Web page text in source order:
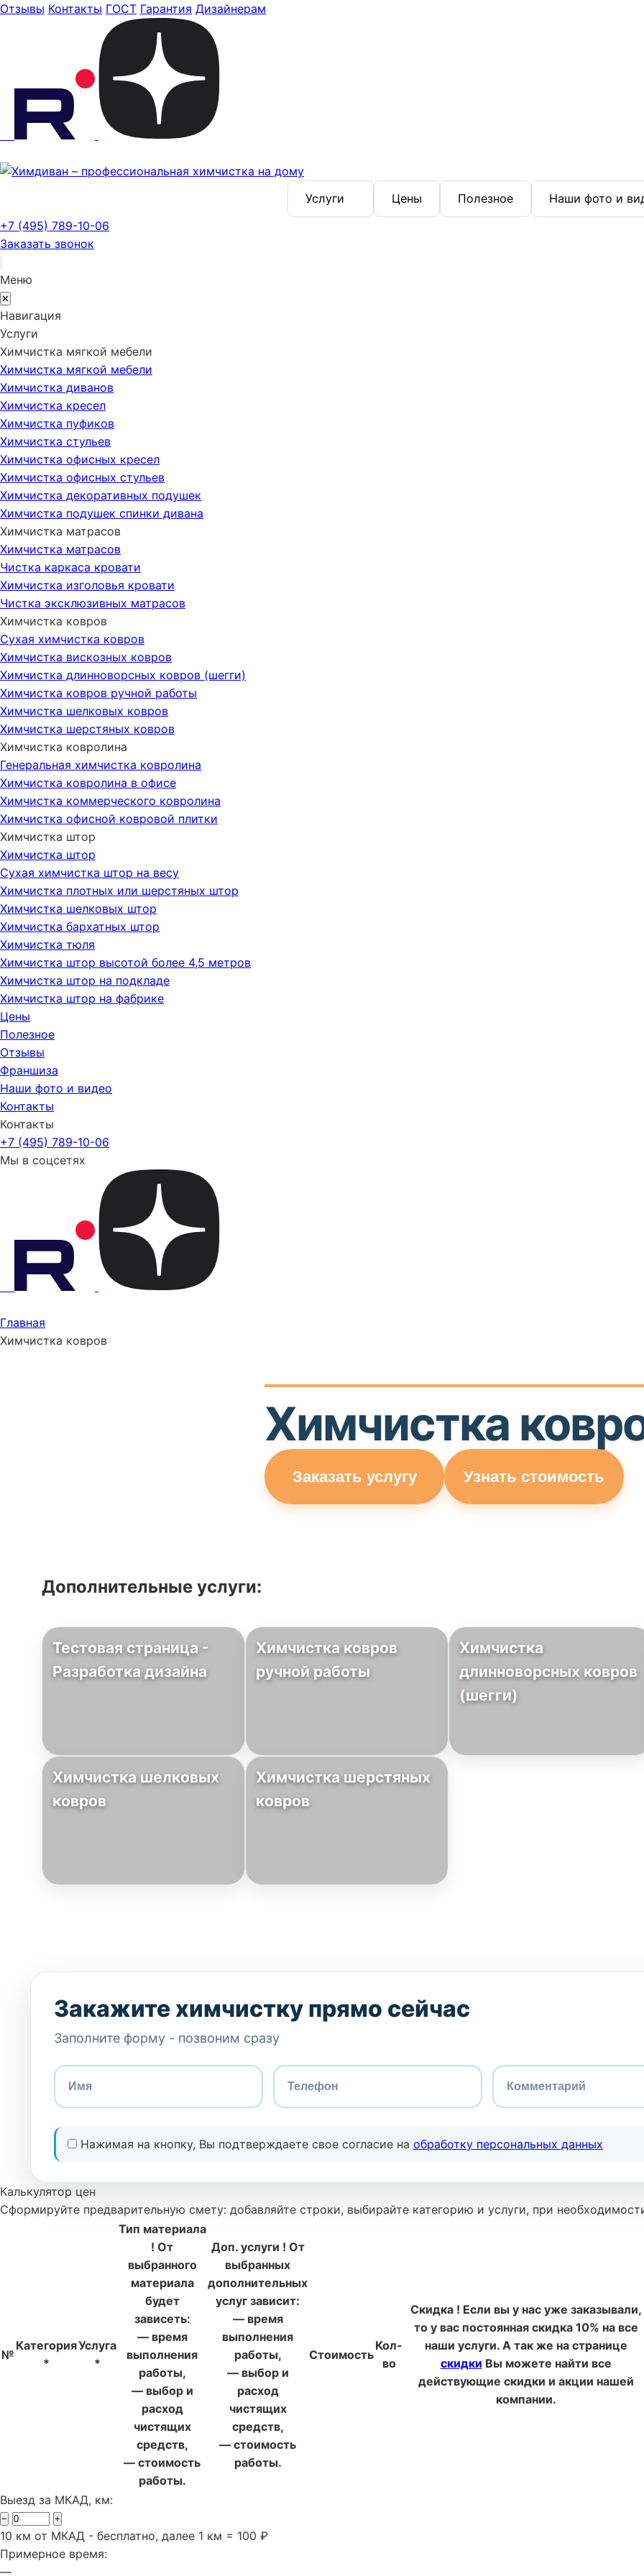
Отзывы Контакты ГОСТ Гарантия Дизайнерам
Услуги Цены Полезное
Наши фото и
+7 (495) 789-10-06
Заказать звонок
Меню
✕
Навигация
Услуги
Химчистка мягкой мебели
Химчистка мягкой мебели
Химчистка диванов
Химчистка кресел
Химчистка пуфиков
Химчистка стульев
Химчистка офисных кресел
Химчистка офисных стульев
Химчистка декоративных подушек
Химчистка подушек спинки дивана
Химчистка матрасов
Химчистка матрасов
Чистка каркаса кровати
Химчистка изголовья кровати
Чистка эксклюзивных матрасов
Химчистка ковров
Сухая химчистка ковров
Химчистка вискозных ковров
Химчистка длинноворсных ковров (шегги)
Химчистка ковров ручной работы
Химчистка шелковых ковров
Химчистка шерстяных ковров
Химчистка ковролина
Генеральная химчистка ковролина
Химчистка ковролина в офисе
Химчистка коммерческого ковролина
Химчистка офисной ковровой плитки
Химчистка штор
Химчистка штор
Сухая химчистка штор на весу
Химчистка плотных или шерстяных штор
Химчистка шелковых штор
Химчистка бархатных штор
Химчистка тюля
Химчистка штор высотой более 4,5 метров
Химчистка штор на подкладе
Химчистка штор на фабрике
Цены
Полезное
Отзывы
Франшиза
Наши фото и видео
Контакты
Контакты
+7 (495) 789-10-06
Мы в соцсетях
Главная
Химчистка ковров
Химчистка
Заказать услугу Узнать стоимость
Дополнительные услуги:
Тестовая страница -
Разработка дизайна
Химчистка ковров
ручной работы
Химчистка
длинноворсных ковров
(шегги)
Химчистка шелковых
ковров
Химчистка шерстяных
ковров
Закажите химчистку прямо сейчас
Заполните форму - позвоним сразу
Нажимая на кнопку, Вы подтверждаете свое согласие на обработку персональных данных
Калькулятор цен
Сформируйте предварительную смету: добавляйте строки, выбирайте категорию и услуги, при
№
Категория
*
Услуга
*
Тип материала
! От
выбранного
материала
будет
зависеть:
— время
выполнения
работы,
— выбор и
расход
чистящих
средств,
— стоимость
работы.
Доп. услуги ! От
выбранных
дополнительных
услуг зависит:
— время
выполнения
работы,
— выбор и
расход
чистящих
средств,
— стоимость
работы.
Стоимость
Кол-
во
Скидка ! Если вы у нас уже заказывали,
то у вас постоянная скидка 10% на все
наши услуги. А так же на странице
скидки Вы можете найти все
действующие скидки и акции нашей
компании.
Выезд за МКАД, км:
− +
10 км от МКАД - бесплатно, далее 1 км = 100 ₽
Примерное время:
—